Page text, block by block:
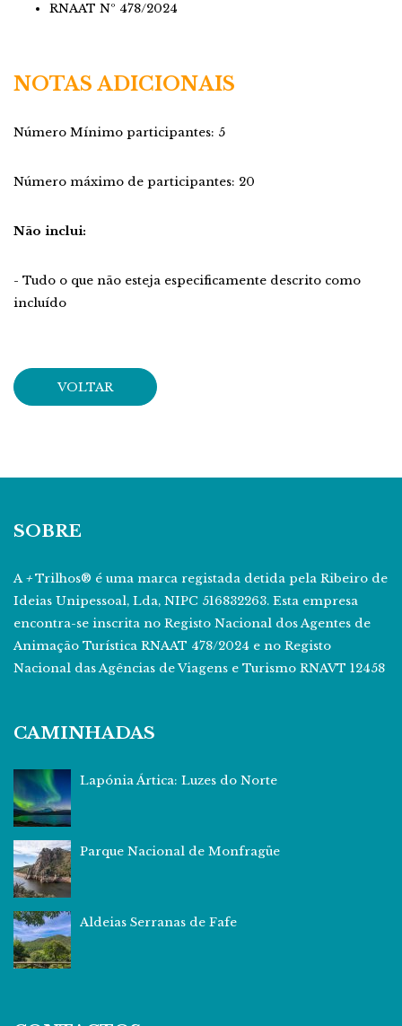
RNAAT Nº 478/2024
NOTAS ADICIONAIS
Número Mínimo participantes: 5
Número máximo de participantes: 20
Não inclui:
- Tudo o que não esteja especificamente descrito como
incluído
VOLTAR
SOBRE
A+Trilhos® é uma marca registada detida pela Ribeiro de
Ideias Unipessoal, Lda, NIPC 516832263. Esta empresa
encontra-se inscrita no Registo Nacional dos Agentes de
Animação Turística RNAAT 478/2024 e no Registo
Nacional das Agências de Viagens e Turismo RNAVT 12458
CAMINHADAS
Lapónia Ártica: Luzes do Norte
Parque Nacional de Monfragüe
Aldeias Serranas de Fafe